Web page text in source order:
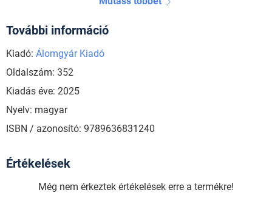
További információ
Kiadó: Álomgyár Kiadó
Oldalszám: 352
Kiadás éve: 2025
Nyelv: magyar
ISBN / azonosító: 9789636831240
Értékelések
Még nem érkeztek értékelések erre a termékre!